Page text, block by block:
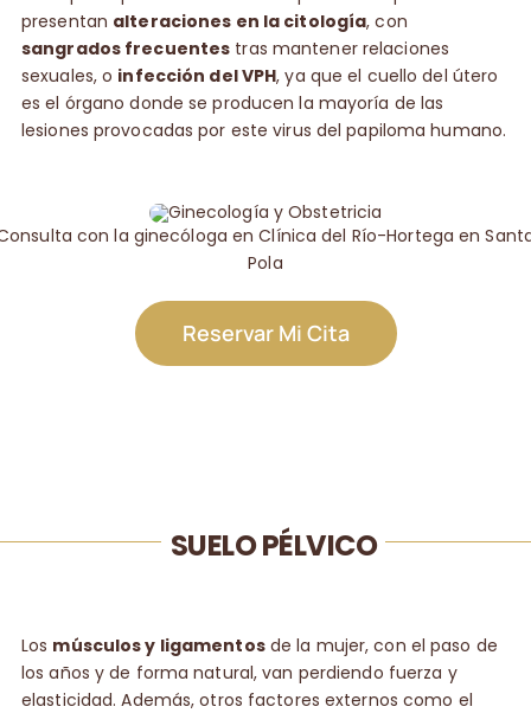
presentan alteraciones en la citología, con
sangrados frecuentes tras mantener relaciones
sexuales, o infección del VPH, ya que el cuello del útero
es el órgano donde se producen la mayoría de las
lesiones provocadas por este virus del papiloma humano.
con la ginecóloga en Clínica del Río-Hortega en
Pola
Reservar Mi Cita
SUELO PÉLVICO
Los músculos y ligamentosde la mujer, con el paso de
los años y de forma natural, van perdiendo fuerza y
elasticidad. Además, otros factores externos como el